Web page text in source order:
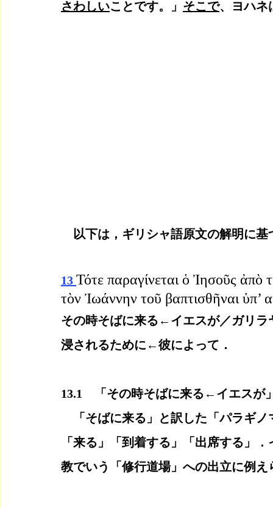
さわしいことです。」 そこで、ヨハネ
以下は，ギリシャ語原文の解明に基
13 Τότε παραγίνεται ὁ Ἰησοῦς ἀπὸ
τὸν Ἰωάννην τοῦ βαπτισθῆναι ὑπ’
その時そばに来る←イエスが／ガリ
浸されるために←彼によって．
13.1　「その時そばに来る←イエスが
「そばに来る」と訳した「パラギノ
「来る」「到着する」「出席する」
教でいう「修行道場」への出立に例